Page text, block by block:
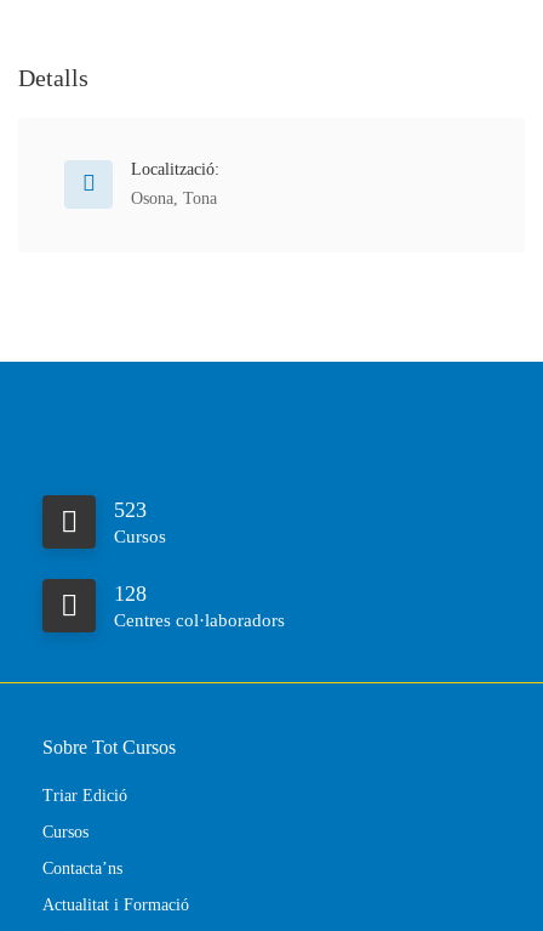
Detalls
Localització:
Osona, Tona
523
Cursos
128
Centres col·laboradors
Sobre Tot Cursos
Triar Edició
Cursos
Contacta’ns
Actualitat i Formació